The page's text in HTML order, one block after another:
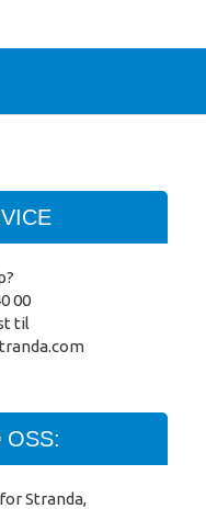
00
til
om
OSS:
Stranda,